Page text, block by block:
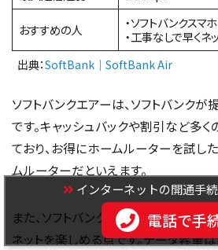
おすすめの人
・ソフトバンクスマ
・工事なしで早くネ
出典：SoftBank｜SoftBank Air
ソフトバンクエアーは、ソフトバンク
です。キャッシュバックや割引など多
ており、お得にホームルーターを試し
ムルーターだといえます。
また、ソフトバンクエアー のメリット
ネットを楽しめる点です。データ容量
インターネットの開通手
電話で手